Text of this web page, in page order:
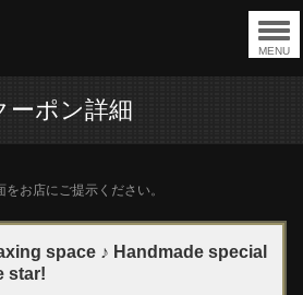
MENU
ーポン詳細
をお店にご提示ください。
space ♪ Handmade special
star!